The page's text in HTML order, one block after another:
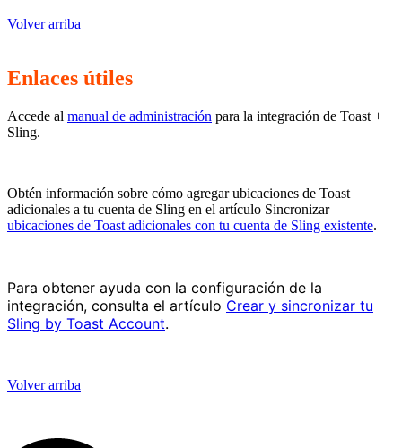
Volver arriba
Enlaces útiles
Accede al manual de administración para la integración de Toast +
Sling.
Obtén información sobre cómo agregar ubicaciones de Toast
adicionales a tu cuenta de Sling en el artículo Sincronizar
ubicaciones de Toast adicionales con tu cuenta de Sling existente.
Para obtener ayuda con la configuración de la
integración, consulta el artículo Crear y sincronizar tu
Sling by Toast Account.
Volver arriba